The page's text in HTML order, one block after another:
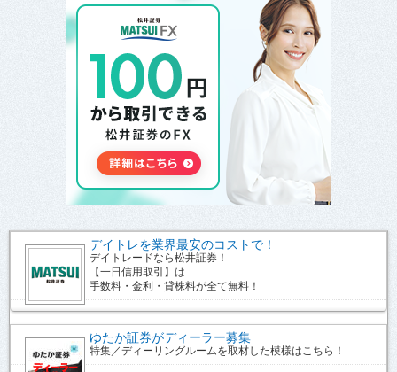
デイトレを業界最安のコストで！
デイトレードなら松井証券！
【一日信用取引】は
手数料・金利・貸株料が全て無料！
ゆたか証券がディーラー募集
特集／ディーリングルームを取材した模様はこちら！